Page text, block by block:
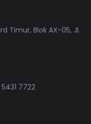
Timur, Blok AX-05, Jl.
7722